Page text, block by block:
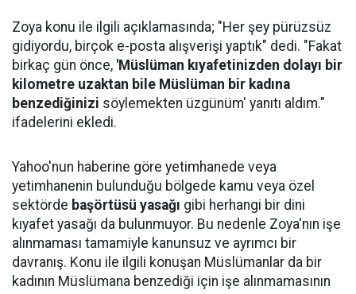
Zoya konu ile ilgili açıklamasında; "Her şey pürüzsüz
gidiyordu, birçok e-posta alışverişi yaptık" dedi. "Fakat
birkaç gün önce, 'Müslüman kıyafetinizden dolayı bir
kilometre uzaktan bile Müslüman bir kadına
benzediğinizi söylemekten üzgünüm' yanıtı aldım."
ifadelerini ekledi.
Yahoo'nun haberine göre yetimhanede veya
yetimhanenin bulunduğu bölgede kamu veya özel
sektörde başörtüsü yasağı gibi herhangi bir dini
kıyafet yasağı da bulunmuyor. Bu nedenle Zoya'nın işe
alınmaması tamamiyle kanunsuz ve ayrımcı bir
davranış. Konu ile ilgili konuşan Müslümanlar da bir
kadının Müslümana benzediği için işe alınmamasının